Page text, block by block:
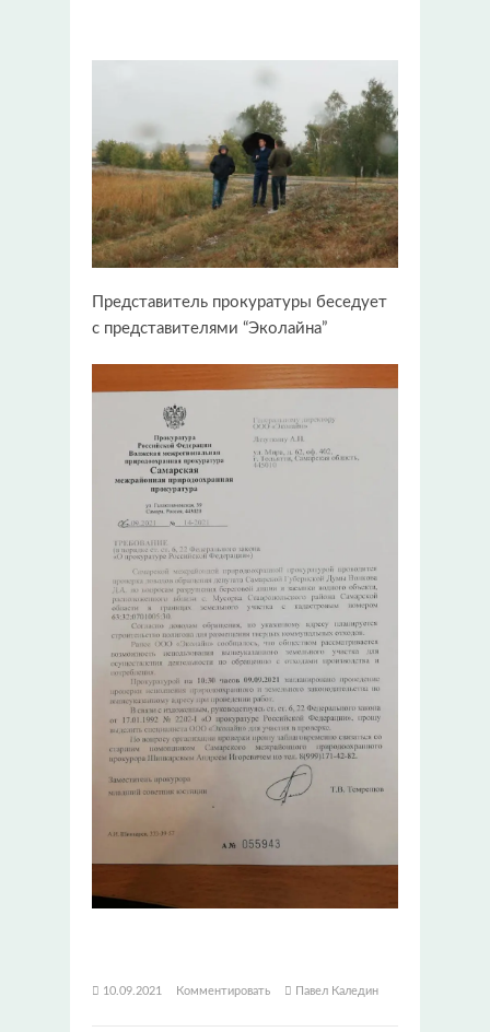
Представитель прокуратуры беседует
с представителями “Эколайна”
10.09.2021 Комментировать Павел Каледин